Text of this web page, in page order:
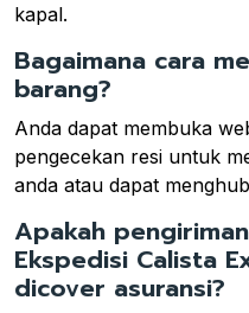
kapal.
Bagaimana cara
barang?
Anda dapat membuka
pengecekan resi untuk
anda atau dapat
Apakah
Ekspedisi Calista
dicover asuransi?